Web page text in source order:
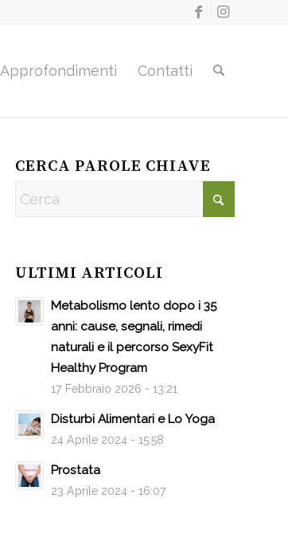
Approfondimenti Contatti
CERCA PAROLE CHIAVE
ULTIMI ARTICOLI
Metabolismo lento dopo i 35
anni: cause, segnali, rimedi
naturali e il percorso SexyFit
Healthy Program
17 Febbraio 2026 - 13:21
Disturbi Alimentari e Lo Yoga
24 Aprile 2024 - 15:58
Prostata
23 Aprile 2024 - 16:07